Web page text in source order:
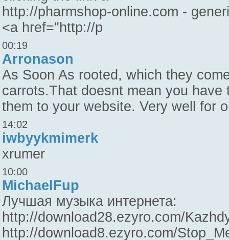
http://pharmshop-online.com -
<a href="http://p
00:19
Arronason
As Soon As rooted, which they
carrots.That doesnt mean you
them to your website. Very well for
14:02
iwbyykmimerk
xrumer
10:00
MichaelFup
Лучшая музыка интернета:
http://download28.ezyro.com/
http://download8.ezyro.com/